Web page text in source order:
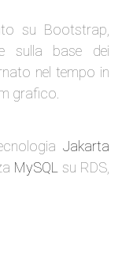
su Bootstrap,
sulla base dei
nel tempo in
grafico.
Jakarta
MySQL
su RDS,